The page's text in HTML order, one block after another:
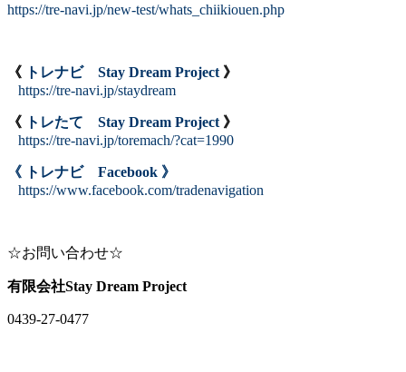
https://tre-navi.jp/new-test/whats_chiikiouen.php
《 トレナビ Stay Dream Project 》
https://tre-navi.jp/staydream
《 トレたて Stay Dream Project 》
https://tre-navi.jp/toremach/?cat=1990
《 トレナビ Facebook 》
https://www.facebook.com/tradenavigation
☆お問い合わせ☆
有限会社Stay Dream Project
0439-27-0477